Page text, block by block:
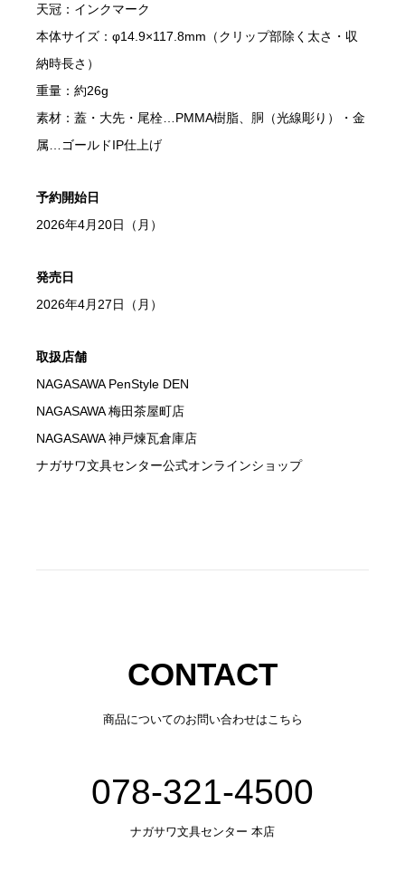
天冠：インクマーク
本体サイズ：φ14.9×117.8mm（クリップ部除く太さ・収
納時長さ）
重量：約26g
素材：蓋・大先・尾栓…PMMA樹脂、胴（光線彫り）・金
属…ゴールドIP仕上げ
予約開始日
2026年4月20日（月）
発売日
2026年4月27日（月）
取扱店舗
NAGASAWA PenStyle DEN
NAGASAWA 梅田茶屋町店
NAGASAWA 神戸煉瓦倉庫店
ナガサワ文具センター公式オンラインショップ
CONTACT
商品についてのお問い合わせはこちら
078-321-4500
ナガサワ文具センター 本店